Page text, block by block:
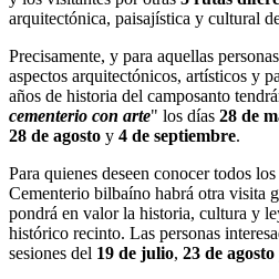
arquitectónica, paisajística y cultural
Precisamente, y para aquellas
aspectos arquitectónicos, artísticos y
años de historia del camposanto
cementerio con arte" los días 28 de
28 de agosto y 4 de septiembre.
Para quienes deseen conocer todos
Cementerio bilbaíno habrá otra visita
pondrá en valor la historia, cultura y
histórico recinto. Las personas
sesiones del 19 de julio, 23 de agosto